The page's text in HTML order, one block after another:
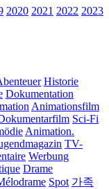
2020 2021 2022 2023
Historie
Dokumentation
Animationsfilm
Sci-Fi
Animation.
TV-
Werbung
Drame
Spot 가족